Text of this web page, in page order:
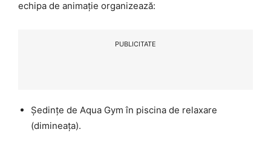
echipa de animație organizează:
PUBLICITATE
Ședințe de Aqua Gym în piscina de relaxare
(dimineața).